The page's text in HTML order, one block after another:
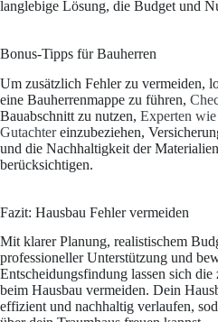
langlebige Lösung, die Budget und
Bonus-Tipps für Bauherren
Um zusätzlich Fehler zu vermeiden,
eine Bauherrenmappe zu führen,
Bauabschnitt zu nutzen, Experten
Gutachtereinzubeziehen,
und die Nachhaltigkeit der
berücksichtigen.
Fazit: Hausbau Fehler vermeiden
Mit klarer Planung, realistischem
professioneller Unterstützung und
Entscheidungsfindung lassen sich die
beim Hausbau vermeiden. Dein
effizient und nachhaltig verlaufen,